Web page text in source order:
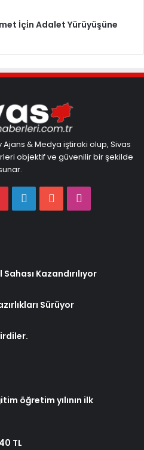
İçi̇n Adalet Yürüyüşüne
& Medya iştiraki olup, Sivas
objektif ve güvenilir bir şekilde
PinterestLinkedInYouTube
Kazandırılıyor
Sürüyor
öğretim yılının ilk
TL